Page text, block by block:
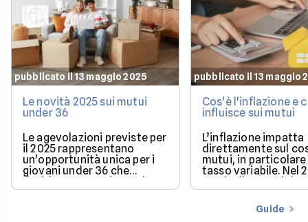
pubblicato il 13 maggio 2025
Le novità 2025 sui mutui
under 36
Le agevolazioni previste per
il 2025 rappresentano
un'opportunità unica per i
giovani under 36 che
desiderano acquistare la
loro prima casa.
pubblicato il 13 maggio
Cos'è l'inflazione e
influisce sui mutui
L’inflazione impatta
direttamente sul
mutui, in particolare
tasso variabile. Nel
con la discesa dei
il mercato offre
più favorevoli per
finanziareGuide